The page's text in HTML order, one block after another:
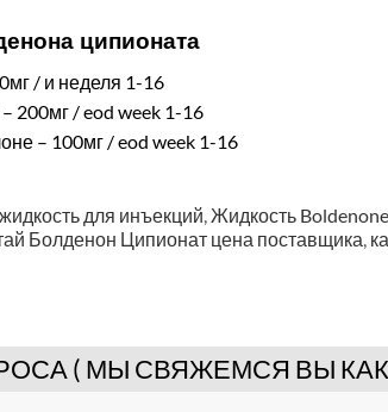
ципионата
/ и неделя 1-16
200мг / eod week 1-16
– 100мг / eod week 1-16
для инъекций,Жидкость
Болденон Ципионат цена поставщика,
( МЫ СВЯЖЕМСЯ ВЫ